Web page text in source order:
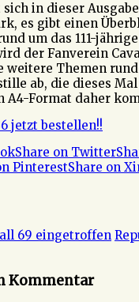
in dieser
es gibt einen
um das 111-jährige
der Fanverein
weitere Themen
ab, die dieses
A4-Format daher
jetzt bestellen!!
Share on Twitter
PinterestShare on
69 eingetroffen
Kommentar